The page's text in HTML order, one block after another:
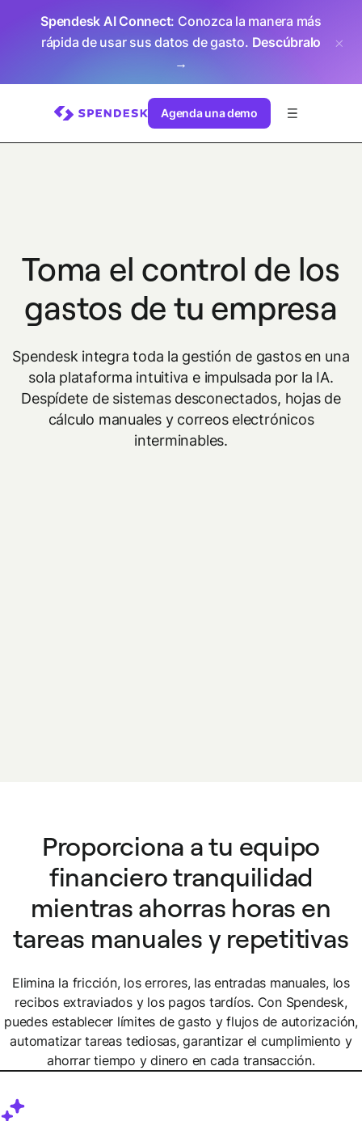
Spendesk AI Connect: Conozca la manera más
rápida de usar sus datos de gasto. Descúbralo
→
Agenda una demo
Toma el control de los
gastos de tu empresa
Spendesk integra toda la gestión de gastos en una
sola plataforma intuitiva e impulsada por la IA.
Despídete de sistemas desconectados, hojas de
cálculo manuales y correos electrónicos
interminables.
Proporciona a tu equipo
financiero tranquilidad
mientras ahorras horas en
tareas manuales y repetitivas
Elimina la fricción, los errores, las entradas manuales, los
recibos extraviados y los pagos tardíos. Con Spendesk,
puedes establecer límites de gasto y flujos de autorización,
automatizar tareas tediosas, garantizar el cumplimiento y
ahorrar tiempo y dinero en cada transacción.